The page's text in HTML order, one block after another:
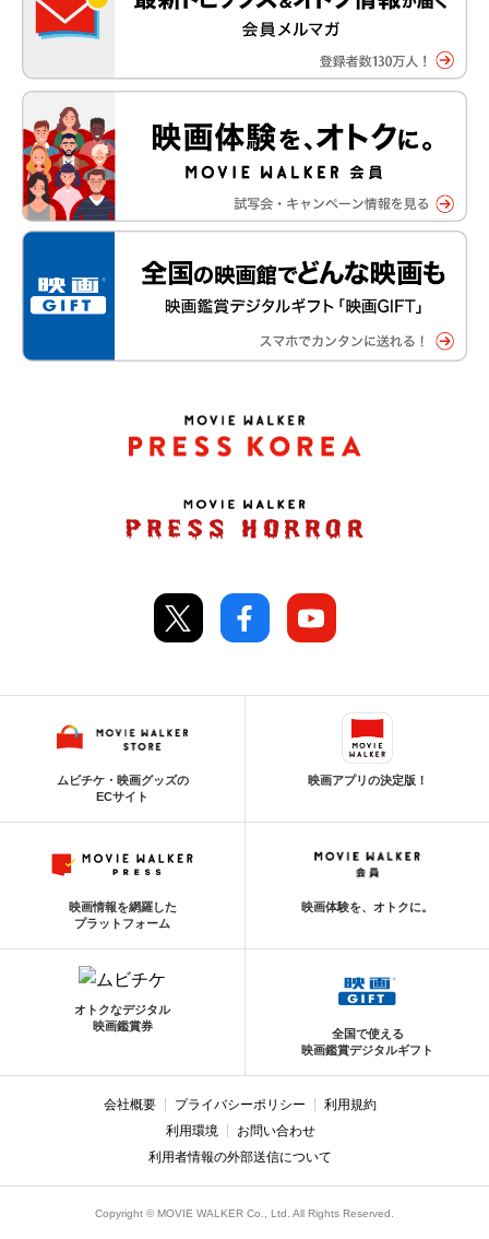
ムビチケ・映画グッズの
ECサイト
映画アプリの決定版！
映画情報を網羅した
プラットフォーム
映画体験を、オトクに。
オトクなデジタル
映画鑑賞券
全国で使える
映画鑑賞デジタルギフト
会社概要 プライバシーポリシー
利用規約
利用環境
お問い合わせ
利用者情報の外部送信について
Copyright © MOVIE WALKER Co., Ltd. All Rights Reserved.